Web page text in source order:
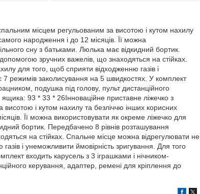
місцем регульованим за висотою і кутом нахилу
народження і до 12 місяців. Її можна
сну з батьками. Люлька має відкидний бортик.
зручних важелів, що знаходяться на стійках.
для того, щоб сприяти відходженню газів і
режимів заколисування на 5 швидкостях. У комплект
подушка під голову, пульт дистанційного
93 * 33 * 26Інноваційне приставне ліжечко з
і кутом нахилу та безліччю інших корисних
Її можна використовувати як окреме ліжечко для
бортик. Передбачено 8 рівнів розташування
на стійках. Спальне місце можна відрегулювати не
і унеможливити ймовірність зригування. Для того
входить карусель з 3 іграшками і нічником-
керування, адаптер, ремені для кріплення до